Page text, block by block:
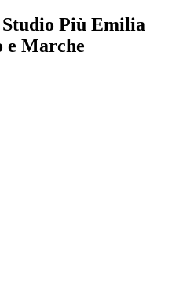
Più Emilia
e Marche